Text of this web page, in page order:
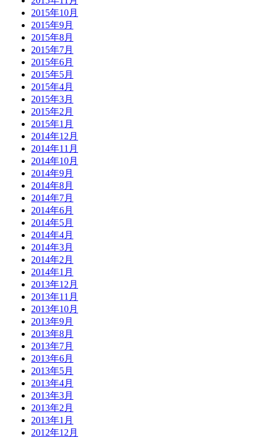
2015年10月
2015年9月
2015年8月
2015年7月
2015年6月
2015年5月
2015年4月
2015年3月
2015年2月
2015年1月
2014年12月
2014年11月
2014年10月
2014年9月
2014年8月
2014年7月
2014年6月
2014年5月
2014年4月
2014年3月
2014年2月
2014年1月
2013年12月
2013年11月
2013年10月
2013年9月
2013年8月
2013年7月
2013年6月
2013年5月
2013年4月
2013年3月
2013年2月
2013年1月
2012年12月